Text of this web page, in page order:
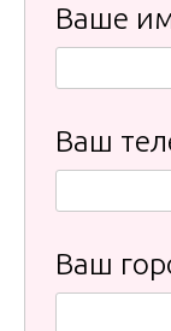
Ваше
Ваш
Ваш